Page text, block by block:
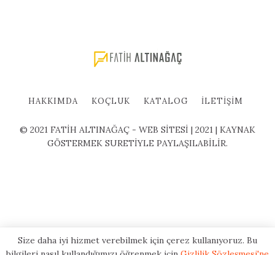
HAKKIMDA KOÇLUK KATALOG İLETIŞIM
© 2021 FATİH ALTINAĞAÇ - WEB SİTESİ | 2021 | KAYNAK
GÖSTERMEK SURETİYLE PAYLAŞILABİLİR.
Size daha iyi hizmet verebilmek için çerez kullanıyoruz. Bu